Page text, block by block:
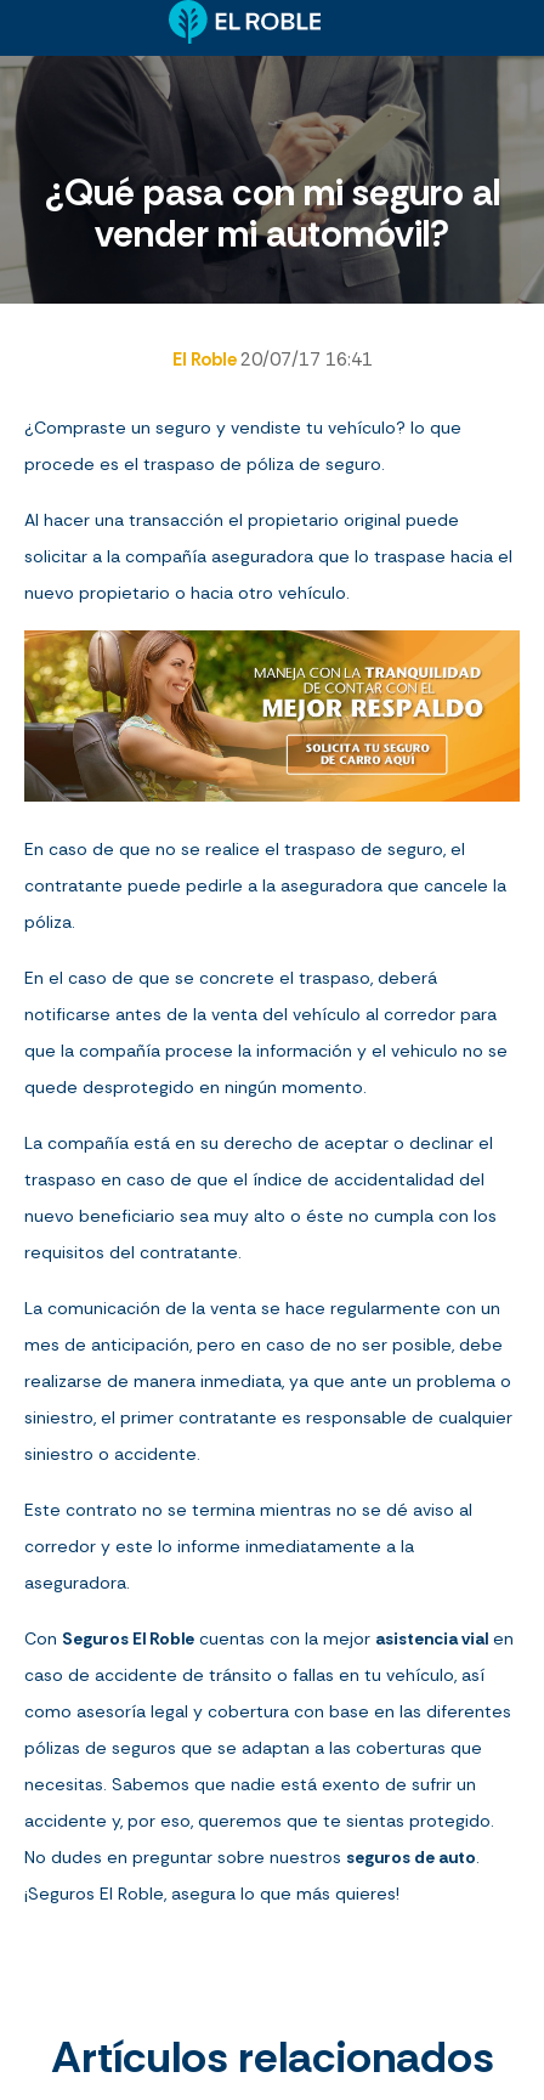
¿Qué pasa con mi seguro al
vender mi automóvil?
El Roble20/07/17 16:41
¿Compraste un seguro y vendiste tu vehículo? lo que
procede es el traspaso de póliza de seguro.
Al hacer una transacción el propietario original puede
solicitar a la compañía aseguradora que lo traspase hacia el
nuevo propietario o hacia otro vehículo.
En caso de que no se realice el traspaso de seguro, el
contratante puede pedirle a la aseguradora que cancele la
póliza.
En el caso de que se concrete el traspaso, deberá
notificarse antes de la venta del vehículo al corredor para
que la compañía procese la información y el vehiculo no se
quede desprotegido en ningún momento.
La compañía está en su derecho de aceptar o declinar el
traspaso en caso de que el índice de accidentalidad del
nuevo beneficiario sea muy alto o éste no cumpla con los
requisitos del contratante.
La comunicación de la venta se hace regularmente con un
mes de anticipación, pero en caso de no ser posible, debe
realizarse de manera inmediata, ya que ante un problema o
siniestro, el primer contratante es responsable de cualquier
siniestro o accidente.
Este contrato no se termina mientras no se dé aviso al
corredor y este lo informe inmediatamente a la
aseguradora.
Con Seguros El Roble cuentas con la mejor asistencia vial en
caso de accidente de tránsito o fallas en tu vehículo, así
como asesoría legal y cobertura con base en las diferentes
pólizas de seguros que se adaptan a las coberturas que
necesitas. Sabemos que nadie está exento de sufrir un
accidente y, por eso, queremos que te sientas protegido.
No dudes en preguntar sobre nuestros seguros de auto.
¡Seguros El Roble, asegura lo que más quieres!
Artículos relacionados